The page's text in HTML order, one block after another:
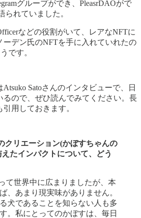
グループができ、PleasrDAOがで
られていました。
などの役割がいて、レアなNFTに
ーデン氏のNFTを手に入れていれたの
です。
Satoさんのインタビューで、日
るので、ぜひ読んでみてください。長
用しておきます。
クリエーション(かぼすちゃんの
たインパクトについて、どう
て世界中に広まりましたが、本
、あまり現実味がありません。
犬であることを知らない人も多
。私にとってのかぼすは、毎日